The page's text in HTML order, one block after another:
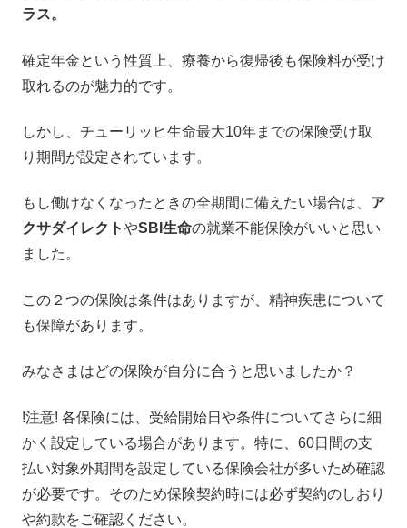
ラス。
確定年金という性質上、療養から復帰後も保険料が受け
取れるのが魅力的です。
しかし、チューリッヒ生命最大10年までの保険受け取
り期間が設定されています。
もし働けなくなったときの全期間に備えたい場合は、 ア
クサダイレクトやSBI生命の就業不能保険がいいと思い
ました。
この２つの保険は条件はありますが、精神疾患について
も保障があります。
みなさまはどの保険が自分に合うと思いましたか？
!注意! 各保険には、受給開始日や条件についてさらに細
かく設定している場合があります。特に、60日間の支
払い対象外期間を設定している保険会社が多いため確認
が必要です。そのため保険契約時には必ず契約のしおり
や約款をご確認ください。